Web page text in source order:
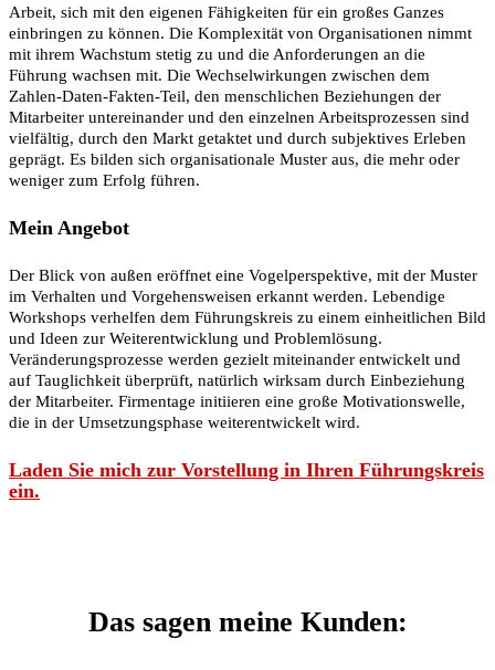
Arbeit, sich mit den eigenen Fähigkeiten für ein großes Ganzes
einbringen zu können. Die Komplexität von Organisationen nimmt
mit ihrem Wachstum stetig zu und die Anforderungen an die
Führung wachsen mit. Die Wechselwirkungen zwischen dem
Zahlen-Daten-Fakten-Teil, den menschlichen Beziehungen der
Mitarbeiter untereinander und den einzelnen Arbeitsprozessen sind
vielfältig, durch den Markt getaktet und durch subjektives Erleben
geprägt. Es bilden sich organisationale Muster aus, die mehr oder
weniger zum Erfolg führen.
Mein Angebot
Der Blick von außen eröffnet eine Vogelperspektive, mit der Muster
im Verhalten und Vorgehensweisen erkannt werden. Lebendige
Workshops verhelfen dem Führungskreis zu einem einheitlichen Bild
und Ideen zur Weiterentwicklung und Problemlösung.
Veränderungsprozesse werden gezielt miteinander entwickelt und
auf Tauglichkeit überprüft, natürlich wirksam durch Einbeziehung
der Mitarbeiter. Firmentage initiieren eine große Motivationswelle,
die in der Umsetzungsphase weiterentwickelt wird.
Laden Sie mich zur Vorstellung in Ihren Führungskreis
ein.
Das sagen meine Kunden: